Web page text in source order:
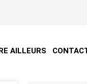
AILLEURS